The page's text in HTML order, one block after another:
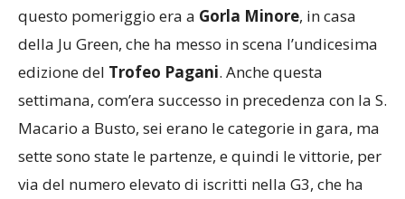
questo pomeriggio era a Gorla Minore, in casa
della Ju Green, che ha messo in scena l’undicesima
edizione del Trofeo Pagani. Anche questa
settimana, com’era successo in precedenza con la S.
Macario a Busto, sei erano le categorie in gara, ma
sette sono state le partenze, e quindi le vittorie, per
via del numero elevato di iscritti nella G3, che ha